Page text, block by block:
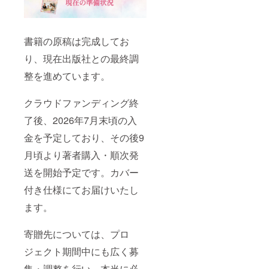
書籍の原稿は完成してお
り、現在出版社との最終調
整を進めています。
クラウドファンディング終
了後、2026年7月末頃の入
金を予定しており、その後9
月頃より著者購入・順次発
送を開始予定です。カバー
付き仕様にてお届けいたし
ます。
寄贈先については、プロ
ジェクト期間中にも広く募